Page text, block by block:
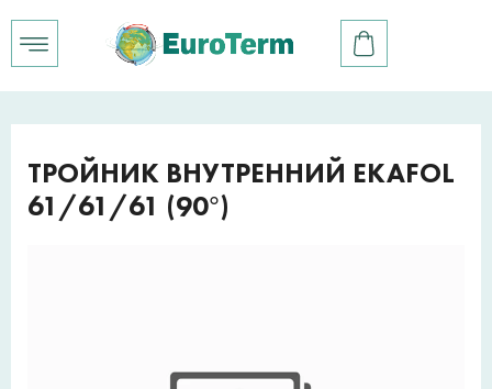
ТРОЙНИК ВНУТРЕННИЙ EKAFOL
61/61/61 (90°)